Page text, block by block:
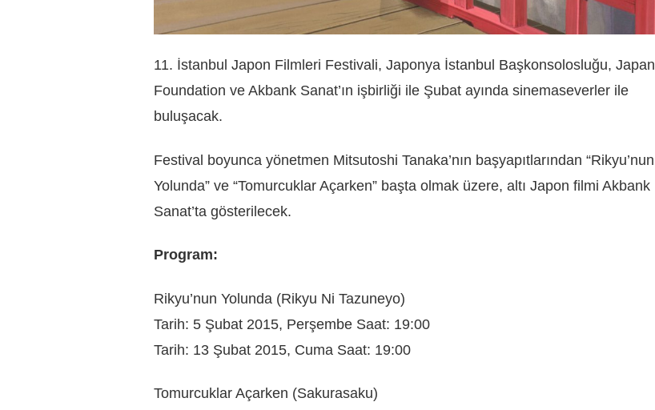
11. İstanbul Japon Filmleri Festivali, Japonya İstanbul Başkonsolosluğu, Japan
Foundation ve Akbank Sanat’ın işbirliği ile Şubat ayında sinemaseverler ile
buluşacak.
Festival boyunca yönetmen Mitsutoshi Tanaka’nın başyapıtlarından “Rikyu’nun
Yolunda” ve “Tomurcuklar Açarken” başta olmak üzere, altı Japon filmi Akbank
Sanat’ta gösterilecek.
Program:
Rikyu’nun Yolunda (Rikyu Ni Tazuneyo)
Tarih: 5 Şubat 2015, Perşembe Saat: 19:00
Tarih: 13 Şubat 2015, Cuma Saat: 19:00
Tomurcuklar Açarken (Sakurasaku)